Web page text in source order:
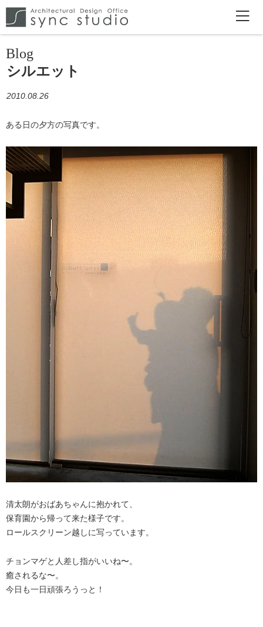
Blog
シルエット
2010.08.26
ある日の夕方の写真です。
清太朗がおばあちゃんに抱かれて、
保育園から帰って来た様子です。
ロールスクリーン越しに写っています。
チョンマゲと人差し指がいいね〜。
癒されるな〜。
今日も一日頑張ろうっと！